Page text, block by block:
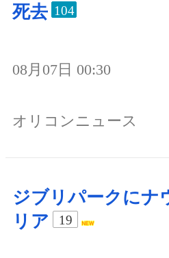
死去 104
08月07日 00:30
オリコンニュース
ジブリパークにナ
リア
19